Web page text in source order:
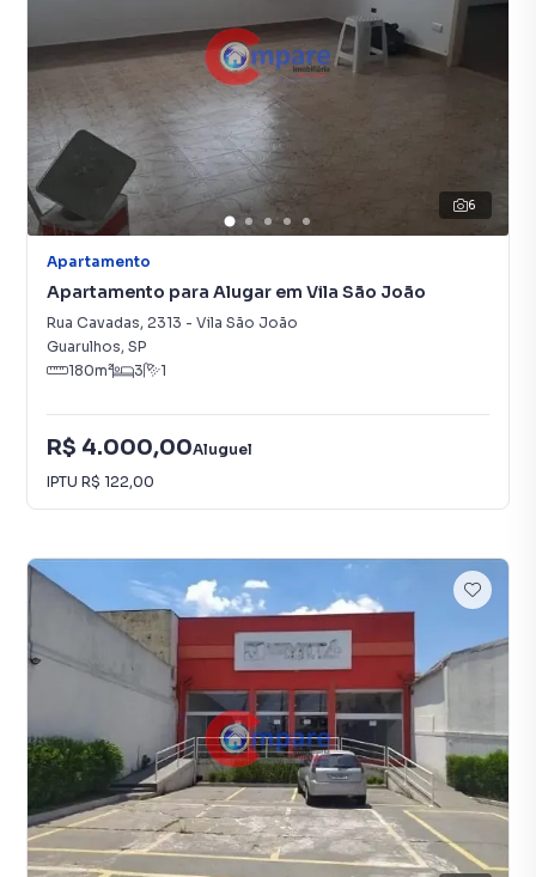
6
Apartamento
Apartamento para Alugar em Vila São João
Rua Cavadas, 2313 - Vila São João
Guarulhos, SP
180m² 3 1
R$ 4.000,00Aluguel
IPTU R$ 122,00